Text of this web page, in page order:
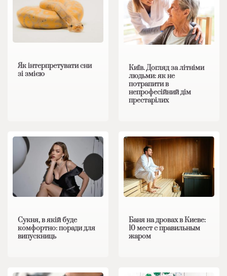
Як інтерпретувати сни
зі змією
Київ. Догляд за літніми
людьми: як не
потрапити в
непрофесійний дім
престарілих
Сукня, в якій буде
комфортно: поради для
випускниць
Баня на дровах в Киеве:
10 мест с правильным
жаром